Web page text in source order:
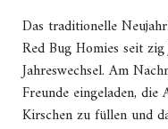
Das traditionelle
Red Bug Homies seit
Jahreswechsel. Am
Freunde eingeladen,
Kirschen zu füllen und